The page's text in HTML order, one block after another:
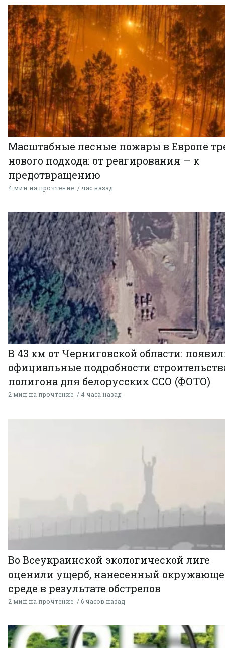
Масштабные лесные пожары в Европе
нового подхода: от реагирования — к
предотвращению
4 мин на прочтение час назад
В 43 км от Черниговской области:
официальные подробности
полигона для белорусских ССО (ФОТО)
2 мин на прочтение 4 часа назад
Во Всеукраинской экологической лиге
оценили ущерб, нанесенный
среде в результате обстрелов
2 мин на прочтение 6 часов назад